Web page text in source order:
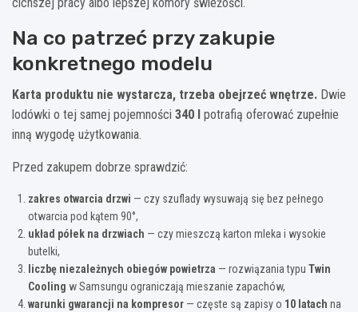
Na co patrzeć przy zakupie
konkretnego modelu
Karta produktu nie wystarcza, trzeba obejrzeć wnętrze. Dwie
lodówki o tej samej pojemności 340 l
potrafią oferować zupełnie
inną wygodę użytkowania.
Przed zakupem dobrze sprawdzić:
zakres otwarcia drzwi — czy szuflady wysuwają się bez pełnego
otwarcia pod kątem 90°,
układ półek na drzwiach — czy mieszczą karton mleka i wysokie
butelki,
liczbę niezależnych obiegów powietrza — rozwiązania typu Twin
Cooling w Samsungu ograniczają mieszanie zapachów,
warunki gwarancji na kompresor — częste są zapisy o 10 latach na